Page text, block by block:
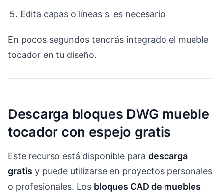
Edita capas o líneas si es necesario
En pocos segundos tendrás integrado el mueble
tocador en tu diseño.
Descarga bloques DWG mueble
tocador con espejo gratis
Este recurso está disponible para descarga
gratis y puede utilizarse en proyectos personales
o profesionales. Los bloques CAD de muebles